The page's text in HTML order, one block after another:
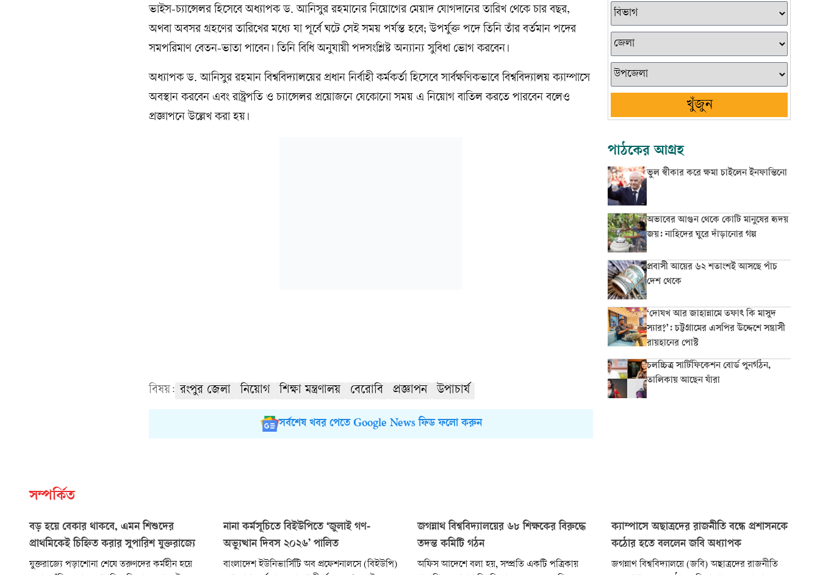
ভাইস-চ্যান্সেলর হিসেবে অধ্যাপক ড. আনিসুর রহমানের নিয়োগের মেয়াদ যোগদানের তারিখ থেকে চার বছর,
অথবা অবসর গ্রহণের তারিখের মধ্যে যা পূর্বে ঘটে সেই সময় পর্যন্ত হবে; উপর্যুক্ত পদে তিনি তাঁর বর্তমান পদের
সমপরিমাণ বেতন-ভাতা পাবেন। তিনি বিধি অনুযায়ী পদসংশ্লিষ্ট অন্যান্য সুবিধা ভোগ করবেন।
অধ্যাপক ড. আনিসুর রহমান বিশ্ববিদ্যালয়ের প্রধান নির্বাহী কর্মকর্তা হিসেবে সার্বক্ষণিকভাবে বিশ্ববিদ্যালয় ক্যাম্পাসে
অবস্থান করবেন এবং রাষ্ট্রপতি ও চ্যান্সেলর প্রয়োজনে যেকোনো সময় এ নিয়োগ বাতিল করতে পারবেন বলেও
প্রজ্ঞাপনে উল্লেখ করা হয়।
বিষয়: রংপুর জেলা নিয়োগ শিক্ষা মন্ত্রণালয় বেরোবি প্রজ্ঞাপন উপাচার্য
সর্বশেষ খবর পেতে Google News ফিড ফলো করুন
খুঁজুন
পাঠকের আগ্রহ
ভুল স্বীকার করে ক্ষমা চাইলেন ইনফান্তিনো
অভাবের আগুন থেকে কোটি মানুষের হৃদয়
জয়: নাহিদের ঘুরে দাঁড়ানোর গল্প
প্রবাসী আয়ের ৬২ শতাংশই আসছে পাঁচ
দেশ থেকে
‘দোযখ আর জাহান্নামে তফাৎ কি মাসুদ
স্যার?’: চট্টগ্রামের এসপির উদ্দেশে সন্ত্রাসী
রায়হানের পোস্ট
চলচ্চিত্র সার্টিফিকেশন বোর্ড পুনর্গঠন,
তালিকায় আছেন যাঁরা
সম্পর্কিত
বড় হয়ে বেকার থাকবে, এমন শিশুদের
প্রাথমিকেই চিহ্নিত করার সুপারিশ যুক্তরাজ্যে
যুক্তরাজ্যে পড়াশোনা শেষে তরুণদের কর্মহীন হয়ে
নানা কর্মসূচিতে বিইউপিতে ‘জুলাই গণ-
অভ্যুত্থান দিবস ২০২৬’ পালিত
বাংলাদেশ ইউনিভার্সিটি অব প্রফেশনালসে (বিইউপি)
জগন্নাথ বিশ্ববিদ্যালয়ের ৬৮ শিক্ষকের বিরুদ্ধে
তদন্ত কমিটি গঠন
অফিস আদেশে বলা হয়, সম্প্রতি একটি পত্রিকায়
ক্যাম্পাসে অছাত্রদের রাজনীতি বন্ধে প্রশাসনকে
কঠোর হতে বললেন জবি অধ্যাপক
জগন্নাথ বিশ্ববিদ্যালয়ে (জবি) অছাত্রদের রাজনীতি